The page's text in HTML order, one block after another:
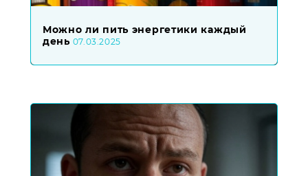
Можно ли пить энергетики каждый
день 07.03.2025